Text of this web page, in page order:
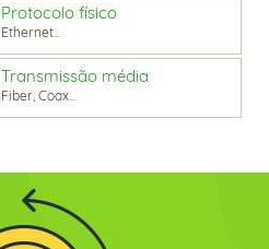
Protocolo físico
Ethernet...
Transmissão média
Fiber, Coax...